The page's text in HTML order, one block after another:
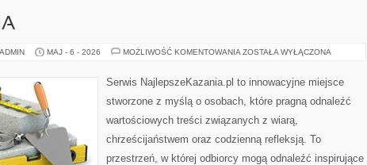
MAJ - 6 - 2026 MOŻLIWOŚĆ KOMENTOWANIA KAZANIA
ZOSTAŁA WYŁĄCZONA
Serwis NajlepszeKazania.pl to innowacyjne miejsce
stworzone z myślą o osobach, które pragną odnaleźć
wartościowych treści związanych z wiarą,
chrześcijaństwem oraz codzienną refleksją. To
przestrzeń, w której odbiorcy mogą odnaleźć inspirujące